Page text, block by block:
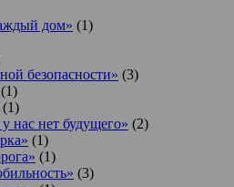
дом» (1)
безопасности» (3)
(1)
(1)
нас нет будущего» (2)
(1)
(1)
(3)